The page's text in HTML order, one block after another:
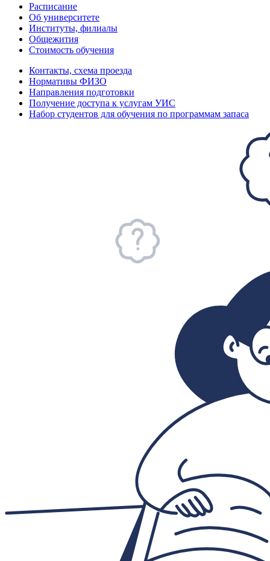
Расписание
Об университете
Институты, филиалы
Общежития
Стоимость обучения
Контакты, схема проезда
Нормативы ФИЗО
Направления подготовки
Получение доступа к услугам УИС
Набор студентов для обучения по программам запаса